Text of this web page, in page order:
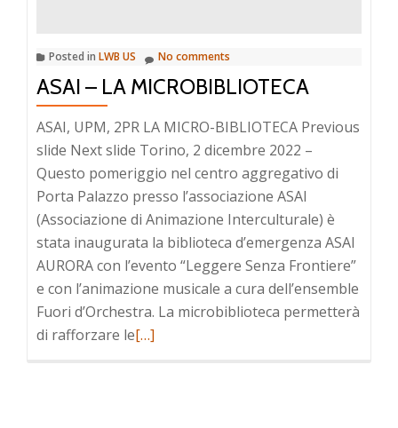
Posted in LWB US No comments
ASAI – LA MICROBIBLIOTECA
ASAI, UPM, 2PR LA MICRO-BIBLIOTECA Previous
slide Next slide Torino, 2 dicembre 2022 –
Questo pomeriggio nel centro aggregativo di
Porta Palazzo presso l’associazione ASAI
(Associazione di Animazione Interculturale) è
stata inaugurata la biblioteca d’emergenza ASAI
AURORA con l’evento “Leggere Senza Frontiere”
e con l’animazione musicale a cura dell’ensemble
Fuori d’Orchestra. La microbiblioteca permetterà
di rafforzare le[…]